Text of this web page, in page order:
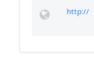
http://